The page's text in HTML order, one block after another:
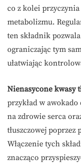
co z kolei
metabolizmu.
ten składnik
ograniczając tym
ułatwiając
Nienasycone kwasy
przykład w
na zdrowie serca
tłuszczowej
Włączenie tych
znacząco